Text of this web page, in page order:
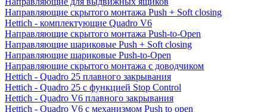
Направляющие скрытого монтажа Push + Soft closing
Hettich - комплектующие Quadro V6
Направляющие скрытого монтажа Push-to-Open
Направляющие шариковые Push + Soft closing
Направляющие шариковые Push-to-Open
Направляющие скрытого монтажа с доводчиком
Hettich - Quadro 25 плавного закрывания
Hettich - Quadro 25 с функцией Stop Control
Hettich - Quadro V6 плавного закрывания
Hettich - Quadro V6 с механизмом Push to open